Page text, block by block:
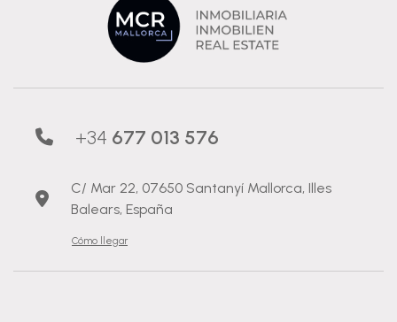
+34 677 013 576
C/ Mar 22, 07650 Santanyí Mallorca, Illes
Balears, España
Cómo llegar